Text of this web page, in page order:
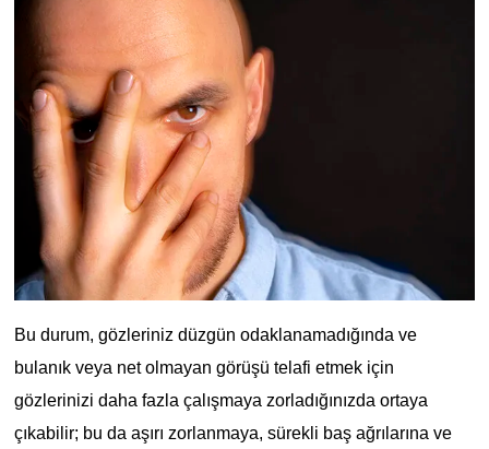
Bu durum, gözleriniz düzgün odaklanamadığında ve
bulanık veya net olmayan görüşü telafi etmek için
gözlerinizi daha fazla çalışmaya zorladığınızda ortaya
çıkabilir; bu da aşırı zorlanmaya, sürekli baş ağrılarına ve